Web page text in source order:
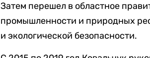
Затем перешел в областное
промышленности и природных
и экологической безопасности.